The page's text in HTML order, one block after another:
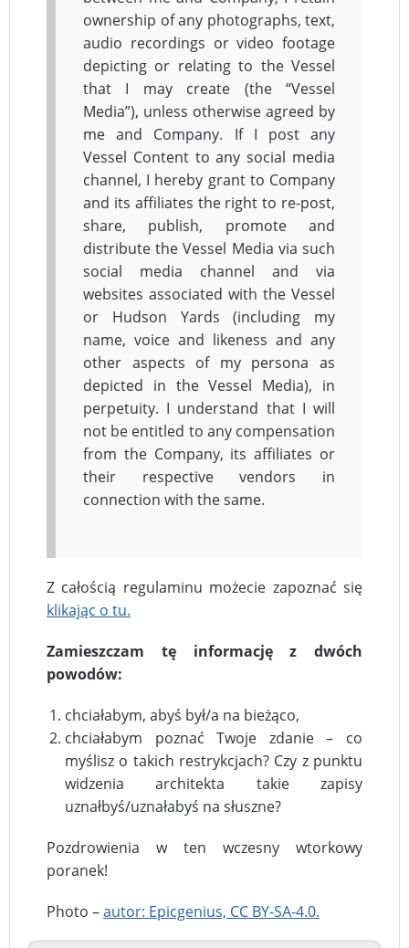
ownership of any photographs, text,
audio recordings or video footage
depicting or relating to the Vessel
that I may create (the “Vessel
Media”), unless otherwise agreed by
me and Company. If I post any
Vessel Content to any social media
channel, I hereby grant to Company
and its affiliates the right to re-post,
share, publish, promote and
distribute the Vessel Media via such
social media channel and via
websites associated with the Vessel
or Hudson Yards (including my
name, voice and likeness and any
other aspects of my persona as
depicted in the Vessel Media), in
perpetuity. I understand that I will
not be entitled to any compensation
from the Company, its affiliates or
their respective vendors in
connection with the same.
Z całością regulaminu możecie zapoznać się
klikając o tu.
Zamieszczam tę informację z dwóch
powodów:
chciałabym, abyś był/a na bieżąco,
chciałabym poznać Twoje zdanie – co
myślisz o takich restrykcjach? Czy z punktu
widzenia architekta takie zapisy
uznałbyś/uznałabyś na słuszne?
Pozdrowienia w ten wczesny wtorkowy
poranek!
Photo –autor: Epicgenius, CC BY-SA-4.0.